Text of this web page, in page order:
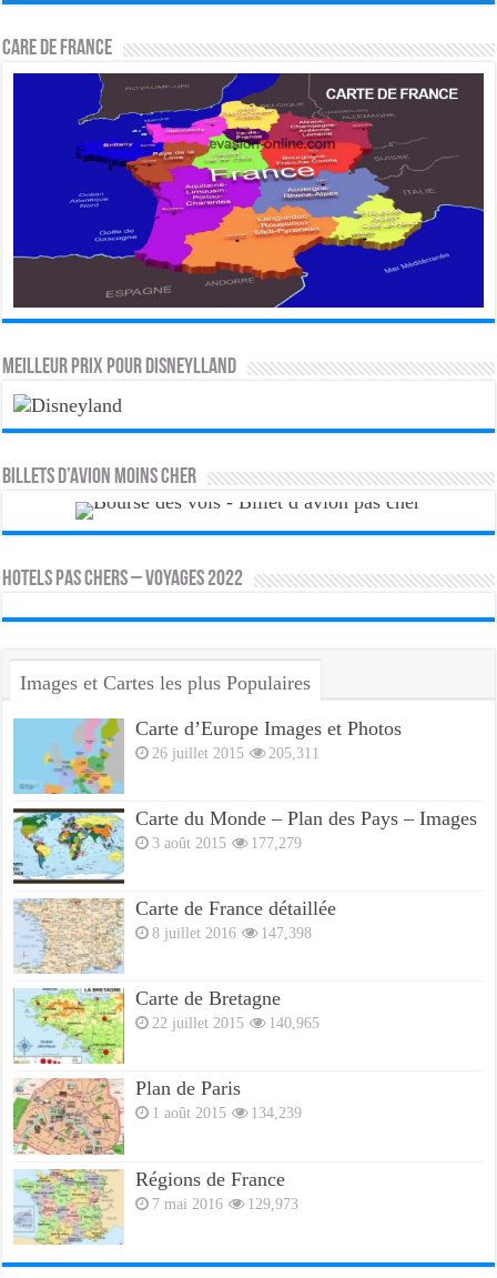
CARE DE FRANCE
MEILLEUR PRIX POUR DISNEYLLAND
Billets d’avion moins cher
HOTELS PAS CHERS – VOYAGES 2022
Images et Cartes les plus Populaires
Carte d’Europe Images et Photos
26 juillet 2015 205,311
Carte du Monde – Plan des Pays – Images
3 août 2015 177,279
Carte de France détaillée
8 juillet 2016 147,398
Carte de Bretagne
22 juillet 2015 140,965
Plan de Paris
1 août 2015 134,239
Régions de France
7 mai 2016 129,973